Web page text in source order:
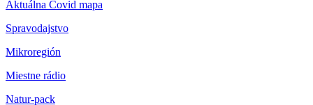
Aktuálna Covid mapa
Spravodajstvo
Mikroregión
Miestne rádio
Natur-pack